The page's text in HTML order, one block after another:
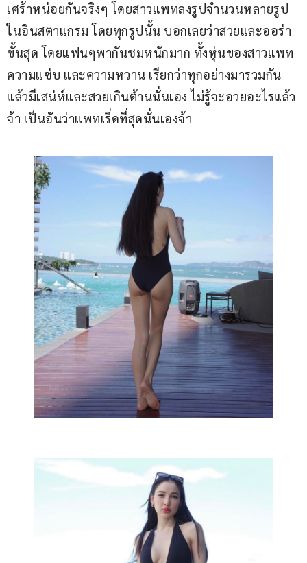
เศร้าหน่อยกันจริงๆ โดยสาวแพทลงรูปจำนวนหลายรูป
ในอินสตาแกรม โดยทุกรูปนั้น บอกเลยว่าสวยและออร่า
ขั้นสุด โดยแฟนๆพากันชมหนักมาก ทั้งหุ่นของสาวแพท
ความแซ่บ และความหวาน เรียกว่าทุกอย่างมารวมกัน
แล้วมีเสน่ห์และสวยเกินต้านนั่นเอง ไม่รู้จะอวยอะไรแล้ว
จ้า เป็นอันว่าแพทเริ่ดที่สุดนั่นเองจ้า